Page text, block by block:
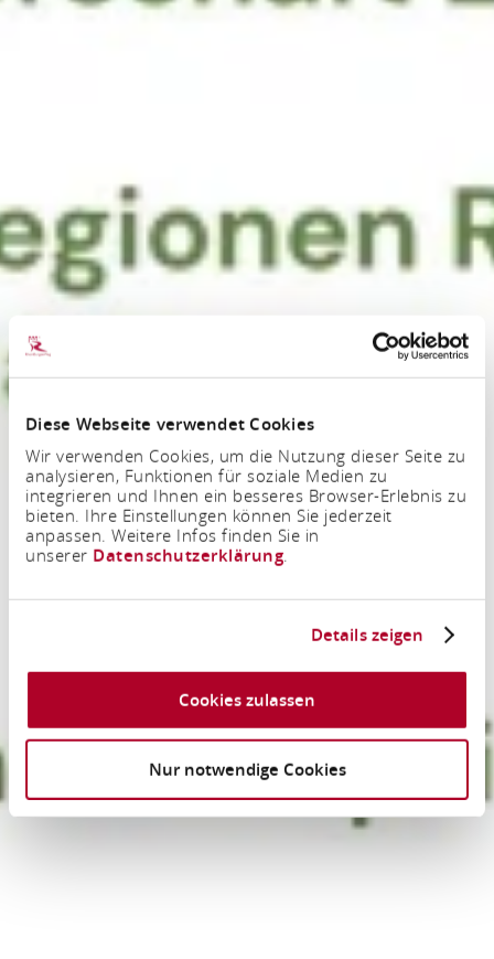
Diese Webseite verwendet Cookies
Wir verwenden Cookies, um die Nutzung dieser Seite zu
analysieren, Funktionen für soziale Medien zu
integrieren und Ihnen ein besseres Browser-Erlebnis zu
bieten. Ihre Einstellungen können Sie jederzeit
anpassen. Weitere Infos finden Sie in
unserer Datenschutzerklärung.
Details zeigen
Cookies zulassen
Nur notwendige Cookies